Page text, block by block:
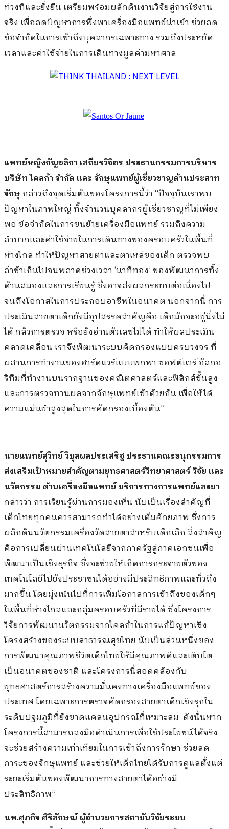
ท่วงทีและยั่งยืน เตรียมพร้อมผลักดันงานวิจัยสู่การใช้งาน
จริง เพื่อลดปัญหาการพึ่งพาเครื่องมือแพทย์นำเข้า ช่วยลด
ข้อจำกัดในการเข้าถึงบุคลากรเฉพาะทาง รวมถึงประหยัด
เวลาและค่าใช้จ่ายในการเดินทางมูลค่ามหาศาล
แพทย์หญิงกัญชลิกา เสถียรวิจิตร ประธานกรรมการบริหาร
บริษัท ไคลก้า จำกัด และ จักษุแพทย์ผู้เชี่ยวชาญด้านประสาท
จักษุ กล่าวถึงจุดเริ่มต้นของโครงการนี้ว่า “ปัจจุบันเราพบ
ปัญหาในภาพใหญ่ ทั้งจำนวนบุคลากรผู้เชี่ยวชาญที่ไม่เพียง
พอ ข้อจำกัดในการขนย้ายเครื่องมือแพทย์ รวมถึงความ
ลำบากและค่าใช้จ่ายในการเดินทางของครอบครัวในพื้นที่
ห่างไกล ทำให้ปัญหาสายตาและตาเหล่ของเด็ก ตรวจพบ
ล่าช้าเกินไปจนพลาดช่วงเวลา ‘นาทีทอง’ ของพัฒนาการทั้ง
ด้านสมองและการเรียนรู้ ซึ่งอาจส่งผลกระทบต่อเนื่องไป
จนถึงโอกาสในการประกอบอาชีพในอนาคต นอกจากนี้ การ
ประเมินสายตาเด็กยังมีอุปสรรคสำคัญคือ เด็กมักจะอยู่นิ่งไม่
ได้ กลัวการตรวจ หรือยังอ่านตัวเลขไม่ได้ ทำให้ผลประเมิน
คลาดเคลื่อน เราจึงพัฒนาระบบคัดกรองแบบครบวงจร ที่
ผสานการทำงานของฮาร์ดแวร์แบบพกพา ซอฟต์แวร์ อัลกอ
ริทึมที่ทำงานบนรากฐานของคณิตศาสตร์และฟิสิกส์ขั้นสูง
และการตรวจทานผลจากจักษุแพทย์เข้าด้วยกัน เพื่อให้ได้
ความแม่นยำสูงสุดในการคัดกรองเบื้องต้น”
นายแพทย์สุวิทย์ วิบุลผลประเสริฐ ประธานคณะอนุกรรมการ
ส่งเสริมเป้าหมายสำคัญตามยุทธศาสตร์วิทยาศาสตร์ วิจัย และ
นวัตกรรม ด้านเครื่องมือแพทย์ บริการทางการแพทย์และยา
กล่าวว่า การเรียนรู้ผ่านการมองเห็น นับเป็นเรื่องสำคัญที่
เด็กไทยทุกคนควรสามารถทำได้อย่างเต็มศักยภาพ ซึ่งการ
ผลักดันนวัตกรรมเครื่องวัดสายตาสำหรับเด็กเล็ก สิ่งสำคัญ
คือการเปลี่ยนผ่านเทคโนโลยีจากภาครัฐสู่ภาคเอกชนเพื่อ
พัฒนาเป็นเชิงธุรกิจ ซึ่งจะช่วยให้เกิดการกระจายตัวของ
เทคโนโลยีไปยังประชาชนได้อย่างมีประสิทธิภาพและทั่วถึง
มากขึ้น โดยมุ่งเน้นไปที่การเพิ่มโอกาสการเข้าถึงของเด็กๆ
ในพื้นที่ห่างไกลและกลุ่มครอบครัวที่มีรายได้ ซึ่งโครงการ
วิจัยการพัฒนานวัตกรรมจากไคลก้าในการแก้ปัญหาเชิง
โครงสร้างของระบบสาธารณสุขไทย นับเป็นส่วนหนึ่งของ
การพัฒนาคุณภาพชีวิตเด็กไทยให้มีคุณภาพดีและเติบโต
เป็นอนาคตของชาติ และโครงการนี้สอดคล้องกับ
ยุทธศาสตร์การสร้างความมั่นคงทางเครื่องมือแพทย์ของ
ประเทศ โดยเฉพาะการตรวจคัดกรองสายตาเด็กเชิงรุกใน
ระดับปฐมภูมิที่ยังขาดแคลนอุปกรณ์ที่เหมาะสม ดังนั้นหาก
โครงการนี้สามารถลงมือดำเนินการเพื่อใช้ประโยชน์ได้จริง
จะช่วยสร้างความเท่าเทียมในการเข้าถึงการรักษา ช่วยลด
ภาระของจักษุแพทย์ และช่วยให้เด็กไทยได้รับการดูแลตั้งแต่
ระยะเริ่มต้นของพัฒนาการทางสายตาได้อย่างมี
ประสิทธิภาพ”
นพ.ศุภกิจ ศิริลักษณ์ ผู้อำนวยการสถาบันวิจัยระบบ